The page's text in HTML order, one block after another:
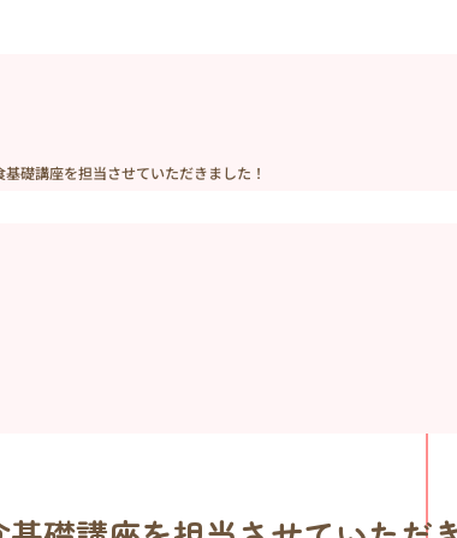
礎講座を担当させていただきました！